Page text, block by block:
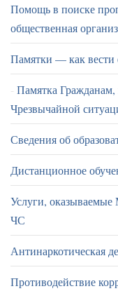
Помощь в поиске
общественная
Памятки — как вести
Памятка Гражданам,
Чрезвычайной
Сведения об
Дистанционное
Услуги,
ЧС
Антинаркотическая
Противодействие